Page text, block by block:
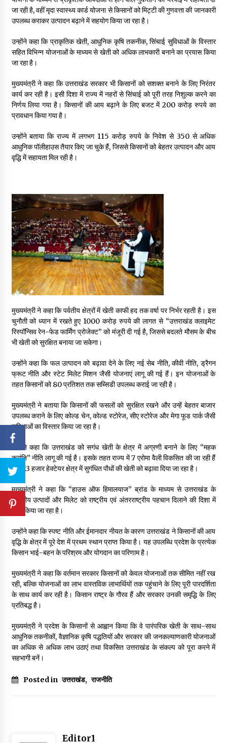
जा रही है, वहीं मृदा स्वास्थ्य कार्ड योजना से किसानों को मिट्टी की गुणवत्ता की जानकारी
उपलब्ध कराकर उत्पादन बढ़ाने में सहयोग किया जा रहा है।
उन्होंने कहा कि प्राकृतिक खेती, आधुनिक कृषि तकनीक, सिंचाई सुविधाओं के विस्तार
सहित विभिन्न योजनाओं के माध्यम से खेती को अधिक लाभकारी बनाने का प्रयास किया
जा रहा है।
मुख्यमंत्री ने कहा कि उत्तराखंड सरकार भी किसानों को सशक्त बनाने के लिए निरंतर
कार्य कर रही है। इसी दिशा में राज्य में नहरों से सिंचाई को पूरी तरह निशुल्क करने का
निर्णय लिया गया है। किसानों की आय बढ़ाने के लिए बजट में 200 करोड़ रुपये का
प्रावधान किया गया है।
उन्होंने बताया कि राज्य में लगभग 115 करोड़ रुपये के निवेश से 350 से अधिक
आधुनिक पॉलीहाउस तैयार किए जा चुके हैं, जिससे किसानों को बेहतर उत्पादन और आय
वृद्धि में सहायता मिल रही है।
मुख्यमंत्री ने कहा कि पर्वतीय क्षेत्रों में खेती काफी हद तक वर्षा पर निर्भर रहती है। इस
चुनौती को ध्यान में रखते हुए 1000 करोड़ रुपये की लागत से “उत्तराखंड क्लाइमेट
रिस्पॉन्सिव रेन-फेड फार्मिंग प्रोजेक्ट” को मंजूरी दी गई है, जिससे बदलते मौसम के बीच
भी खेती को सुरक्षित बनाया जा सकेगा।
उन्होंने कहा कि फल उत्पादन को बढ़ावा देने के लिए नई सेब नीति, कीवी नीति, ड्रैगन
फ्रूट नीति और स्टेट मिलेट मिशन जैसी योजनाएं लागू की गई हैं। इन योजनाओं के
तहत किसानों को 80 प्रतिशत तक सब्सिडी उपलब्ध कराई जा रही है।
मुख्यमंत्री ने बताया कि किसानों की फसलों को सुरक्षित रखने और उन्हें बेहतर बाजार
उपलब्ध कराने के लिए कोल्ड चेन, कोल्ड स्टोरेज, सीए स्टोरेज और मेगा फूड पार्क जैसी
सुविधाओं का विस्तार किया जा रहा है।
उन्होंने कहा कि उत्तराखंड को सगंध खेती के क्षेत्र में अग्रणी बनाने के लिए “महक
क्रांति” नीति लागू की गई है। इसके तहत राज्य में 7 एरोमा वैली विकसित की जा रही हैं
और 23 हजार हेक्टेयर क्षेत्र में सुगंधित पौधों की खेती को बढ़ावा दिया जा रहा है।
मुख्यमंत्री ने कहा कि “हाउस ऑफ हिमालयाज” ब्रांड के माध्यम से उत्तराखंड के
स्थानीय उत्पादों और मिलेट को राष्ट्रीय एवं अंतरराष्ट्रीय पहचान दिलाने की दिशा में
कार्य किया जा रहा है।
उन्होंने कहा कि स्पष्ट नीति और ईमानदार नीयत के कारण उत्तराखंड ने किसानों की आय
वृद्धि के क्षेत्र में पूरे देश में प्रथम स्थान प्राप्त किया है। यह उपलब्धि प्रदेश के प्रत्येक
किसान भाई-बहन के परिश्रम और योगदान का परिणाम है।
मुख्यमंत्री ने कहा कि वर्तमान सरकार किसानों को केवल योजनाओं तक सीमित नहीं रख
रही, बल्कि योजनाओं का लाभ वास्तविक लाभार्थियों तक पहुंचाने के लिए पूरी पारदर्शिता
के साथ कार्य कर रही है। किसान राष्ट्र के गौरव हैं और सरकार उनकी समृद्धि के लिए
प्रतिबद्ध है।
मुख्यमंत्री ने प्रदेश के किसानों से आह्वान किया कि वे पारंपरिक खेती के साथ-साथ
आधुनिक तकनीकों, वैज्ञानिक कृषि पद्धतियों और सरकार की जनकल्याणकारी योजनाओं
का अधिक से अधिक लाभ उठाएं तथा विकसित उत्तराखंड के संकल्प को पूरा करने में
सहभागी बनें।
Posted in उत्तराखंड, राजनीति
Editor1